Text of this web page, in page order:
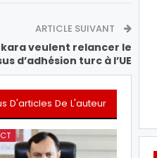
ARTICLE SUIVANT
veulent relancer le
d’adhésion turc à l’UE
D'articles De L'auteur